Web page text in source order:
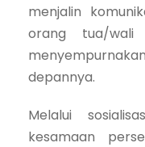
menjalin
orang tua/wali
depannya.
Melalui
kesamaan